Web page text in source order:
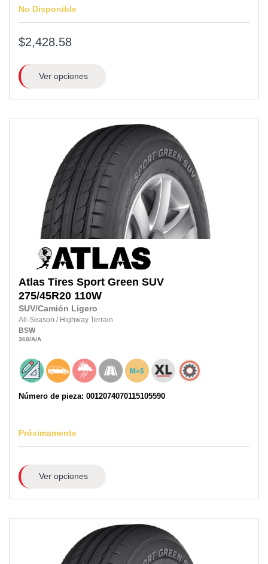
No Disponible
$2,428.58
Ver opciones
Atlas Tires Sport Green SUV
275/45R20 110W
SUV/Camión Ligero
All-Season / Highway Terrain
BSW
360/A/A
Número de pieza: 0012074070115105590
Próximamente
Ver opciones